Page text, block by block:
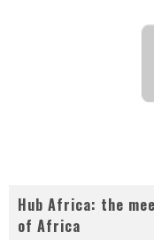
Hub Africa: the
of Africa